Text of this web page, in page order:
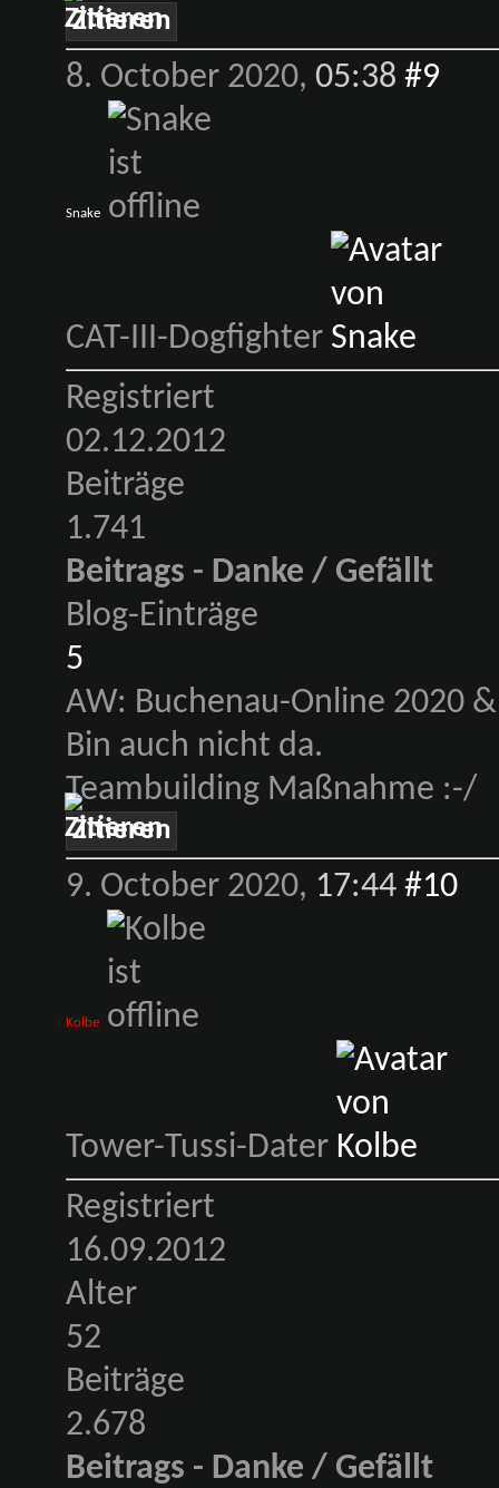
Zitieren
8. October 2020, 05:38 #9
Snake
CAT-III-Dogfighter
Registriert
02.12.2012
Beiträge
1.741
Beitrags - Danke / Gefällt
Blog-Einträge
5
AW: Buchenau-Online 2020
Bin auch nicht da.
Teambuilding Maßnahme :-/
Zitieren
9. October 2020, 17:44 #10
Kolbe
Tower-Tussi-Dater
Registriert
16.09.2012
Alter
52
Beiträge
2.678
Beitrags - Danke / Gefällt